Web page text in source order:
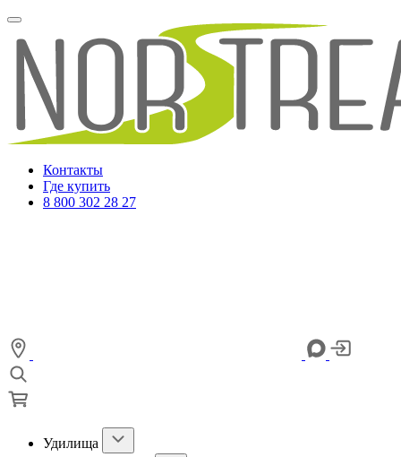
Контакты
Где купить
8 800 302 28 27
Удилища